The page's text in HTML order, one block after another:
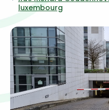
luxembourg